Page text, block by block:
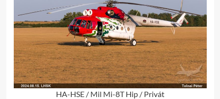
HA-HSE / Mil Mi-8T Hip / Privát